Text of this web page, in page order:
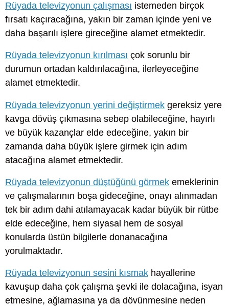
Rüyada televizyonun çalışması istemeden birçok
fırsatı kaçıracağına, yakın bir zaman içinde yeni ve
daha başarılı işlere gireceğine alamet etmektedir.
Rüyada televizyonun kırılması çok sorunlu bir
durumun ortadan kaldırılacağına, ilerleyeceğine
alamet etmektedir.
Rüyada televizyonun yerini değiştirmek gereksiz yere
kavga dövüş çıkmasına sebep olabileceğine, hayırlı
ve büyük kazançlar elde edeceğine, yakın bir
zamanda daha büyük işlere girmek için adım
atacağına alamet etmektedir.
Rüyada televizyonun düştüğünü görmek emeklerinin
ve çalışmalarının boşa gideceğine, onayı alınmadan
tek bir adım dahi atılamayacak kadar büyük bir rütbe
elde edeceğine, hem siyasal hem de sosyal
konularda üstün bilgilerle donanacağına
yorulmaktadır.
Rüyada televizyonun sesini kısmak hayallerine
kavuşup daha çok çalışma şevki ile dolacağına, isyan
etmesine, ağlamasına ya da dövünmesine neden